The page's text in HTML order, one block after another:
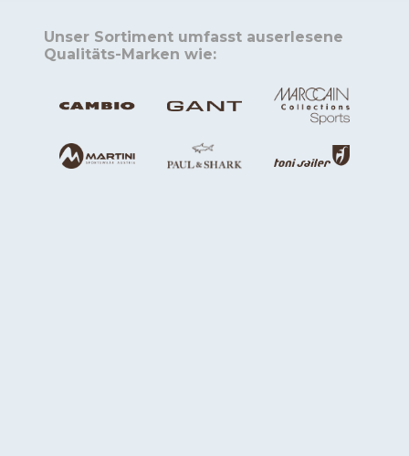
Unser Sortiment umfasst auserlesene
Qualitäts-Marken wie: